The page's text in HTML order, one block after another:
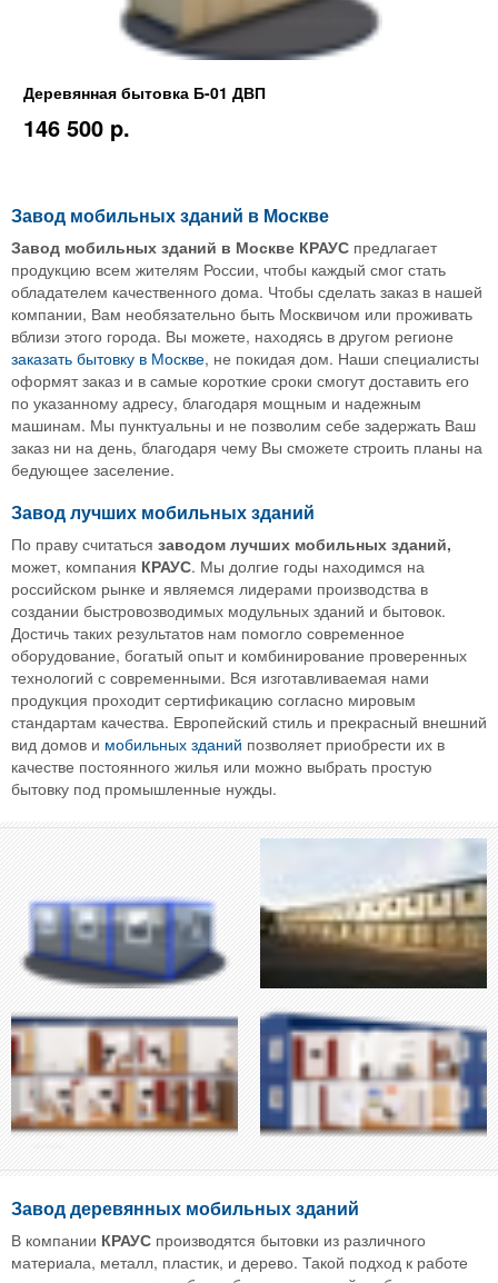
Деревянная бытовка Б-01 ДВП
146 500 p.
Завод мобильных зданий в Москве
Завод мобильных зданий в Москве КРАУС предлагает
продукцию всем жителям России, чтобы каждый смог стать
обладателем качественного дома. Чтобы сделать заказ в нашей
компании, Вам необязательно быть Москвичом или проживать
вблизи этого города. Вы можете, находясь в другом регионе
заказать бытовку в Москве, не покидая дом. Наши специалисты
оформят заказ и в самые короткие сроки смогут доставить его
по указанному адресу, благодаря мощным и надежным
машинам. Мы пунктуальны и не позволим себе задержать Ваш
заказ ни на день, благодаря чему Вы сможете строить планы на
бедующее заселение.
Завод лучших мобильных зданий
По праву считаться заводом лучших мобильных зданий,
может, компания КРАУС. Мы долгие годы находимся на
российском рынке и являемся лидерами производства в
создании быстровозводимых модульных зданий и бытовок.
Достичь таких результатов нам помогло современное
оборудование, богатый опыт и комбинирование проверенных
технологий с современными. Вся изготавливаемая нами
продукция проходит сертификацию согласно мировым
стандартам качества. Европейский стиль и прекрасный внешний
вид домов и мобильных зданий позволяет приобрести их в
качестве постоянного жилья или можно выбрать простую
бытовку под промышленные нужды.
Завод деревянных мобильных зданий
В компании КРАУС производятся бытовки из различного
материала, металл, пластик, и дерево. Такой подход к работе